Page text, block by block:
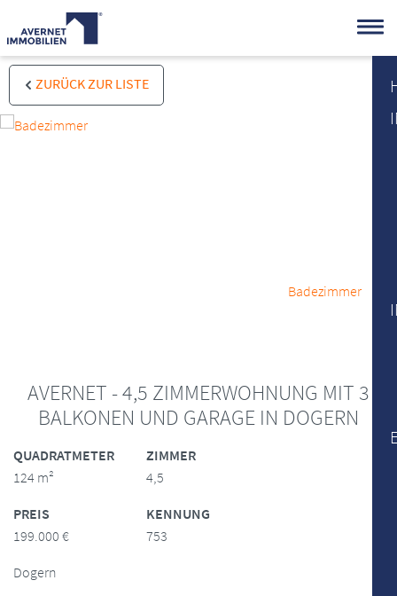
ZURÜCK ZUR LISTE
Badezimmer
AVERNET - 4,5 ZIMMERWOHNUNG MIT 3
BALKONEN UND GARAGE IN DOGERN
QUADRATMETER
124 m²
ZIMMER
4,5
PREIS
199.000 €
KENNUNG
753
Dogern